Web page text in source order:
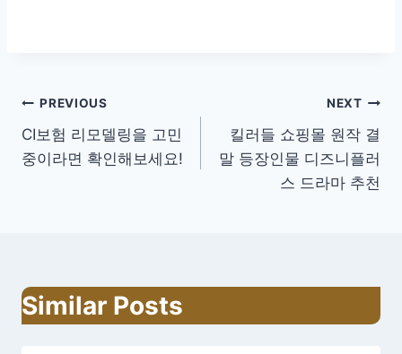
글
내
션
PREVIOUS
CI보험 리모델링을 고민
중이라면 확인해보세요!
NEXT
킬러들 쇼핑몰 원작 결
말 등장인물 디즈니플러
스 드라마 추천
Similar Posts